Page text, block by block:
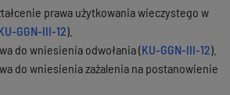
prawa użytkowania wieczystego w
GGN-III-12).
do wniesienia odwołania (KU-GGN-III-12).
do wniesienia zażalenia na postanowienie